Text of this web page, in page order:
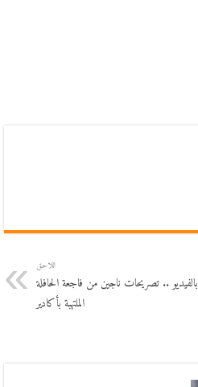
اللاحق
بالفيديو .. تصريحات ناجين من فاجعة الحافلة
الملتهبة بأكادير